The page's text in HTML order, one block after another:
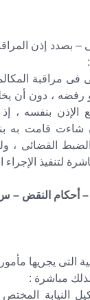
بصدد إذن
مراقبة
رفضه ، دون أن
الإذن بنفسه ،
شاءت قامت به
القضائى ،
لتنفيذ الإجراء
التى يجريها
مباشرة :
النيابة